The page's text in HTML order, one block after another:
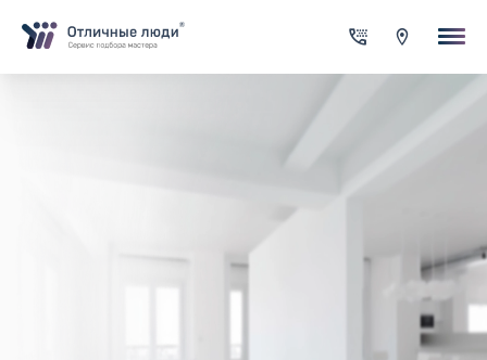
За каждый оформленный заказ вы получаете Cash-back на
счет